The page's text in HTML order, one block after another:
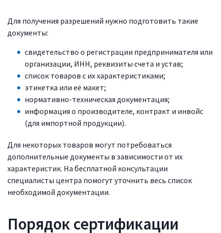
Для получения разрешений нужно подготовить такие
документы:
свидетельство о регистрации предпринимателя или
организации, ИНН, реквизиты счета и устав;
список товаров с их характеристиками;
этикетка или её макет;
нормативно-техническая документация;
информация о производителе, контракт и инвойс
(для импортной продукции).
Для некоторых товаров могут потребоваться
дополнительные документы в зависимости от их
характеристик. На бесплатной консультации
специалисты центра помогут уточнить весь список
необходимой документации.
Порядок сертификации